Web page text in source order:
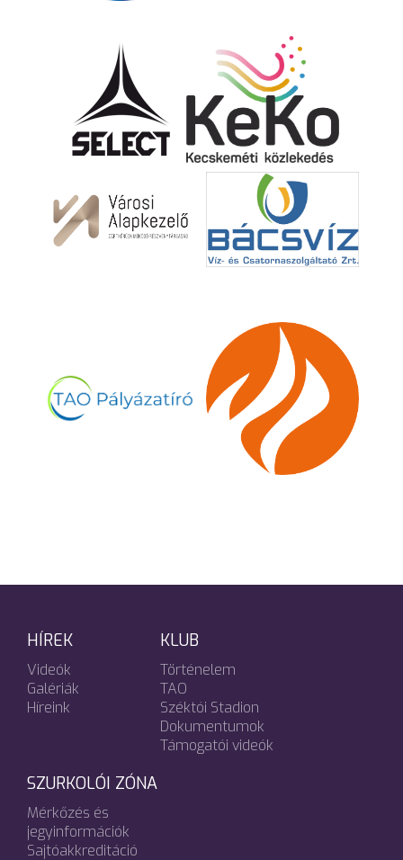
HÍREK
Videók
Galériák
Híreink
KLUB
Történelem
TAO
Széktói Stadion
Dokumentumok
Támogatói videók
SZURKOLÓI ZÓNA
Mérkőzés és
jegyinformációk
Sajtóakkreditáció